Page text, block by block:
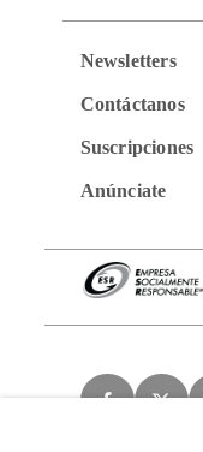
Newsletters
Contáctanos
Suscripciones
Anúnciate